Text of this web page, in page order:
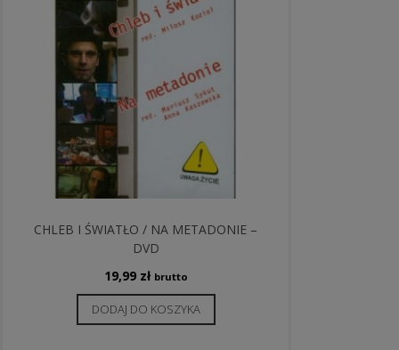
CHLEB I ŚWIATŁO / NA METADONIE –
DVD
19,99 zł brutto
DODAJ DO KOSZYKA